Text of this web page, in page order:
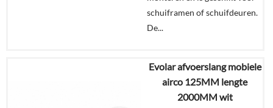
schuiframen of schuifdeuren.
De...
€24,95
Evolar afvoerslang mobiele
airco 125MM lengte
2000MM wit